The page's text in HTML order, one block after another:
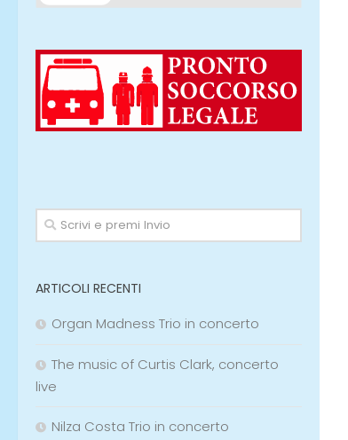
ARTICOLI RECENTI
Organ Madness Trio in concerto
The music of Curtis Clark, concerto
live
Nilza Costa Trio in concerto